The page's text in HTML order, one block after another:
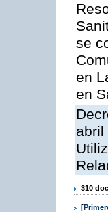
se
en
en
abril
310
[